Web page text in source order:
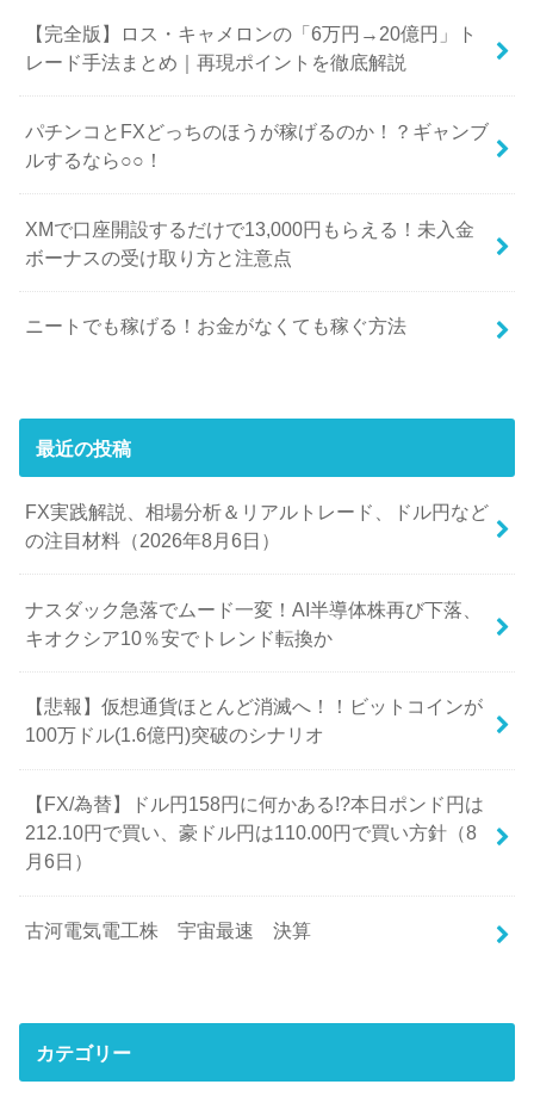
【完全版】ロス・キャメロンの「6万円→20億円」ト
レード手法まとめ｜再現ポイントを徹底解説
パチンコとFXどっちのほうが稼げるのか！？ギャンブ
ルするなら○○！
XMで口座開設するだけで13,000円もらえる！未入金
ボーナスの受け取り方と注意点
ニートでも稼げる！お金がなくても稼ぐ方法
最近の投稿
FX実践解説、相場分析＆リアルトレード、ドル円など
の注目材料（2026年8月6日）
ナスダック急落でムード一変！AI半導体株再び下落、
キオクシア10％安でトレンド転換か
【悲報】仮想通貨ほとんど消滅へ！！ビットコインが
100万ドル(1.6億円)突破のシナリオ
【FX/為替】ドル円158円に何かある!?本日ポンド円は
212.10円で買い、豪ドル円は110.00円で買い方針（8
月6日）
古河電気電工株 宇宙最速 決算
カテゴリー